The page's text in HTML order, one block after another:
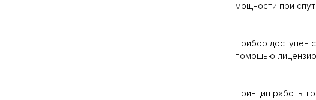
мощности при
Прибор доступен
помощью
Принцип работы